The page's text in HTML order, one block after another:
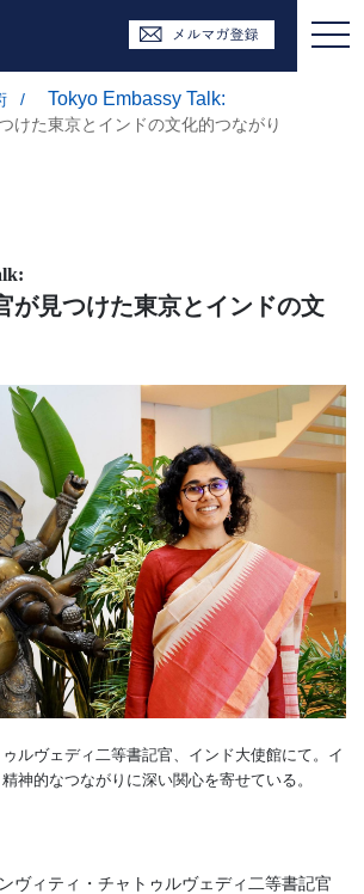
/ Tokyo Embassy Talk:
けた東京とインドの文化的つながり
が見つけた東京とインドの文
ルヴェディ二等書記官、インド大使館にて。イ
神的なつながりに深い関心を寄せている。
ヴィティ・チャトゥルヴェディ二等書記官